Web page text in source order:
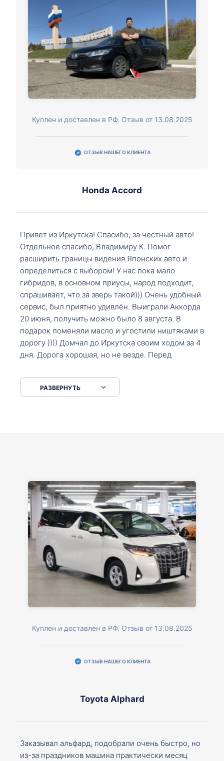
Куплен и доставлен в РФ. Отзыв от 13.08.2025
ОТЗЫВ НАШЕГО КЛИЕНТА
Honda Accord
Привет из Иркутска! Спасибо, за честный авто!
Отдельное спасибо, Владимиру К. Помог
расширить границы видения Японских авто и
определиться с выбором! У нас пока мало
гибридов, в основном приусы, народ подходит,
спрашивает, что за зверь такой))) Очень удобный
сервис, был приятно удивлён. Выиграли Аккорда
20 июня, получить можно было 8 августа. В
подарок поменяли масло и угостили ништяками в
дорогу )))) Домчал до Иркутска своим ходом за 4
дня. Дорога хорошая, но не везде. Перед
серпантинах по пути следования.
РАЗВЕРНУТЬ
Куплен и доставлен в РФ. Отзыв от 13.08.2025
ОТЗЫВ НАШЕГО КЛИЕНТА
Toyota Alphard
Заказывал альфард, подобрали очень быстро, но
из-за праздников машина практически месяц